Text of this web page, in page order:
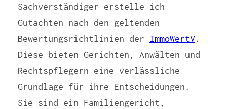
Sachverständiger erstelle ich
Gutachten nach den geltenden
Bewertungsrichtlinien der ImmoWertV.
Diese bieten Gerichten, Anwälten und
Rechtspflegern eine verlässliche
Grundlage für ihre Entscheidungen.
Sie sind ein Familiengericht,